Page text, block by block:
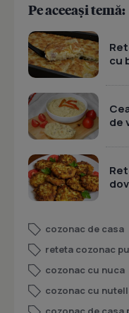
Pe aceeași temă:
cu
de
cozonac de casa
reteta cozonac
cozonac cu nuca
cozonac cu